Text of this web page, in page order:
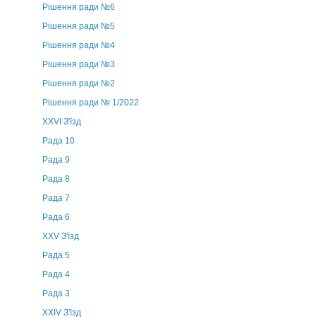
Рішення ради №6
Рішення ради №5
Рішення ради №4
Рішення ради №3
Рішення ради №2
Рішення ради № 1/2022
XXVI З'їзд
Рада 10
Рада 9
Рада 8
Рада 7
Рада 6
XXV З'їзд
Рада 5
Рада 4
Рада 3
ХХIV З'їзд